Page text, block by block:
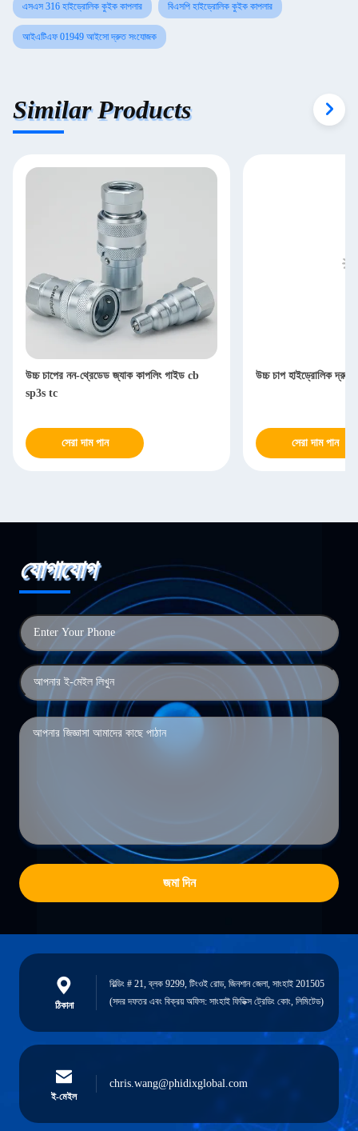
এসএস 316 হাইড্রোলিক কুইক কাপলার বিএসপি হাইড্রোলিক কুইক কাপলার
আইএটিএফ 01949 আইসো দ্রুত সংযোজক
Similar Products
উচ্চ চাপের নন-থ্রেডেড জ্যাক কাপলিং গাইড cb
sp3s tc
সেরা দাম পান
উচ্চ চাপ হাইড্রোলিক
সেরা দাম পান
যোগাযোগ
জমা দিন
ঠিকানা
বিল্ডিং # 21, ব্লক 9299, টিংওই রোড, জিনশান জেলা, সাংহাই 201505
(সদর দফতর এবং বিক্রয় অফিস: সাংহাই ফিডিক্স ট্রেডিং কোং, লিমিটেড)
ই-মেইল
chris.wang@phidixglobal.com